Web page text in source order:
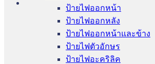
ป้ายไฟออกหน้า
ป้ายไฟออกหลัง
ป้ายไฟออกหน้าและข้าง
ป้ายไฟตัวอักษร
ป้ายไฟอะคริลิค